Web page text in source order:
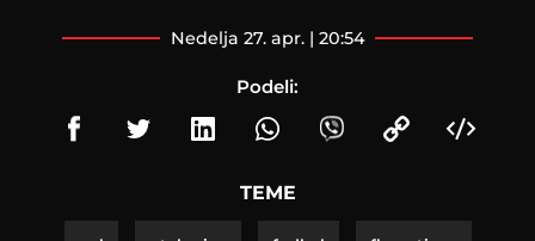
nedelja 27. apr. | 20:54
Podeli:
TEME